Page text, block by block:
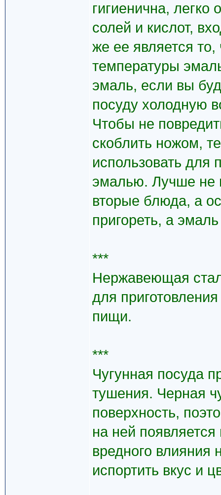
гигиенична, легко
солей и кислот,
же ее является
температуры
эмаль, если вы
посуду холодную
Чтобы не
скоблить ножом,
использовать для
эмалью. Лучше не
вторые блюда, а
пригореть, а
***
Нержавеющая
для
пищи.
***
Чугунная посуда
тушения. Черная
поверхность,
на ней
вредного влияния
испортить вкус и